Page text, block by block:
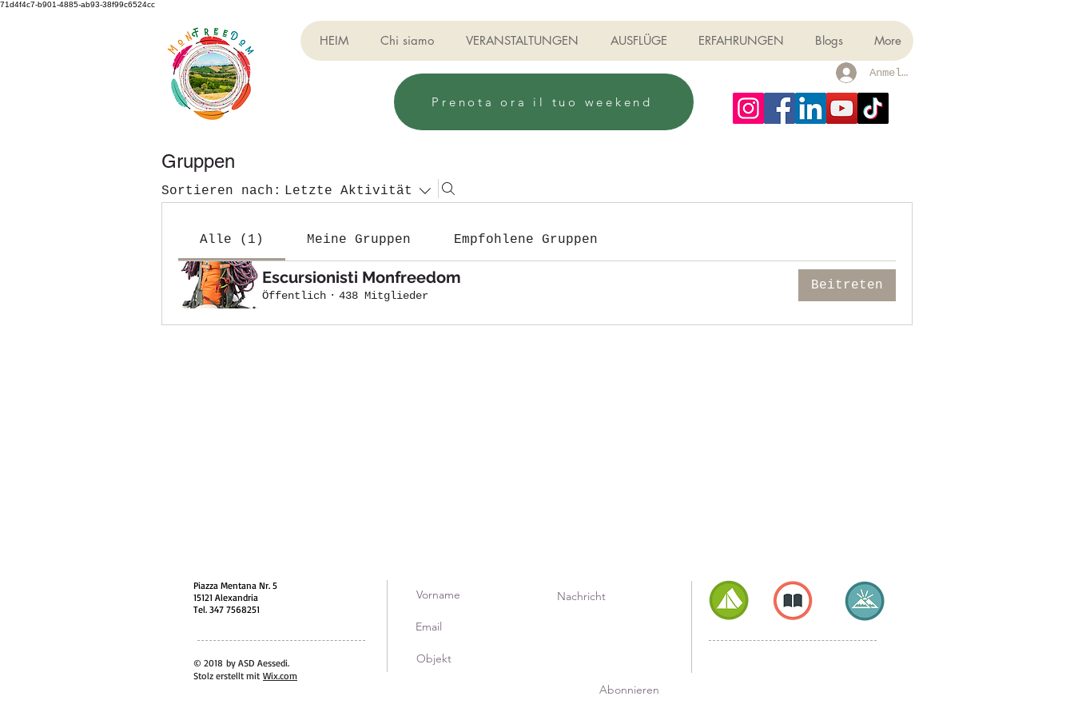
71d4f4c7-b901-4885-ab93-38f99c6524cc
HEIM Chi siamo VERANSTALTUNGEN AUSFLÜGE ERFAHRUNGEN Blogs More
Anmelden
Prenota ora il tuo weekend
Gruppen
Sortieren nach: Letzte Aktivität
Alle (1) Meine Gruppen Empfohlene Gruppen
Escursionisti Monfreedom
Öffentlich · 438 Mitglieder
Beitreten
Piazza Mentana Nr. 5
15121 Alexandria
Tel. 347 7568251
© 2018 by ASD Aessedi.
Stolz erstellt mit Wix.com
Abonnieren